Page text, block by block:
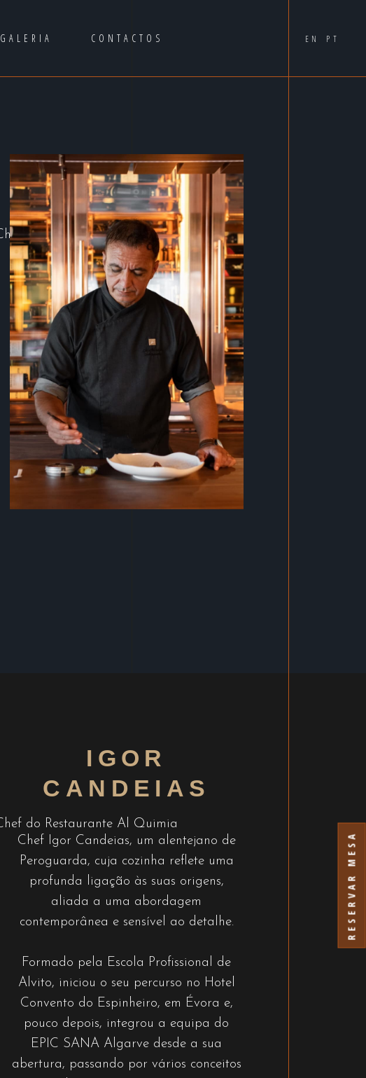
GALERIA CONTACTOS EN PT
RESERVAR MESA
IGOR
CANDEIAS
Chef Igor Candeias, um alentejano de
Peroguarda, cuja cozinha reflete uma
profunda ligação às suas origens,
aliada a uma abordagem
contemporânea e sensível ao detalhe.
Formado pela Escola Profissional de
Alvito, iniciou o seu percurso no Hotel
Convento do Espinheiro, em Évora e,
pouco depois, integrou a equipa do
EPIC SANA Algarve desde a sua
abertura, passando por vários conceitos